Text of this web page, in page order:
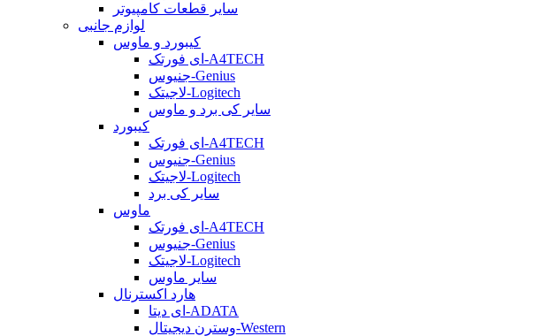
سایر قطعات کامپیوتر
لوازم جانبی
کیبورد و ماوس
ای فورتک-A4TECH
جنیوس-Genius
لاجیتک-Logitech
سایر کی برد و ماوس
کیبورد
ای فورتک-A4TECH
جنیوس-Genius
لاجیتک-Logitech
سایر کی برد
ماوس
ای فورتک-A4TECH
جنیوس-Genius
لاجیتک-Logitech
سایر ماوس
هارد اکسترنال
ای دیتا-ADATA
وسترن دیجیتال-Western